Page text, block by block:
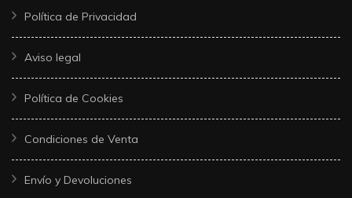
Política de Privacidad
Aviso legal
Política de Cookies
Condiciones de Venta
Envío y Devoluciones